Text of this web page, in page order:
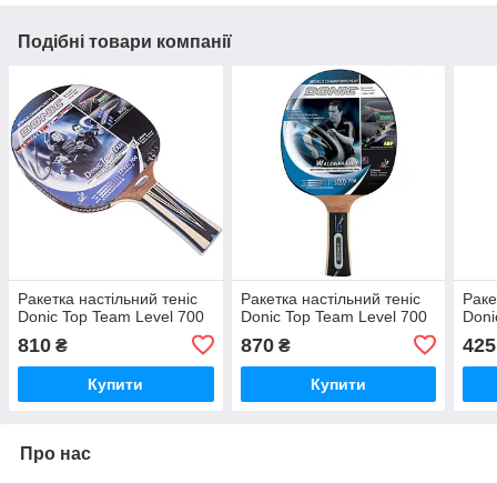
Подібні товари компанії
Ракетка настільний теніс
Donic Top Team Level 700
810 ₴
Купити
Ракетка настільний теніс
Donic Top Team Level 700
870₴
Купити
425
Про нас